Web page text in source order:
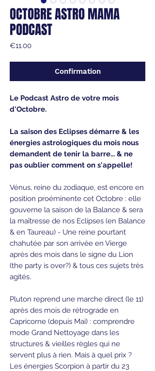
OCTOBRE ASTRO MAMA
PODCAST
€11.00Price
Confirmation
Le Podcast Astro de votre mois
d'Octobre.
La saison des Eclipses démarre & les
énergies astrologiques du mois nous
demandent de tenir la barre... & ne
pas oublier comment on s'appelle!
Vénus, reine du zodiaque, est encore en
position proéminente cet Octobre : elle
gouverne la saison de la Balance & sera
la maîtresse de nos Eclipses (en Balance
& en Taureau) - Une reine pourtant
chahutée par son arrivée en Vierge
après des mois dans le signe du Lion
(the party is over?) & tous ces sujets très
agités.
Pluton reprend une marche direct (le 11)
après des mois de rétrograde en
Capricorne (depuis Mai) : comprendre
mode Grand Nettoyage dans les
structures & vieilles règles qui ne
servent plus à rien. Mais à quel prix ?
Les énergies Scorpion à partir du 23